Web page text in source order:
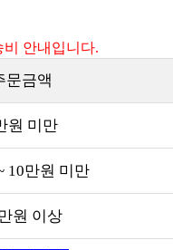
안내입니다.
문금액
원 미만
10만원 미만
원 이상